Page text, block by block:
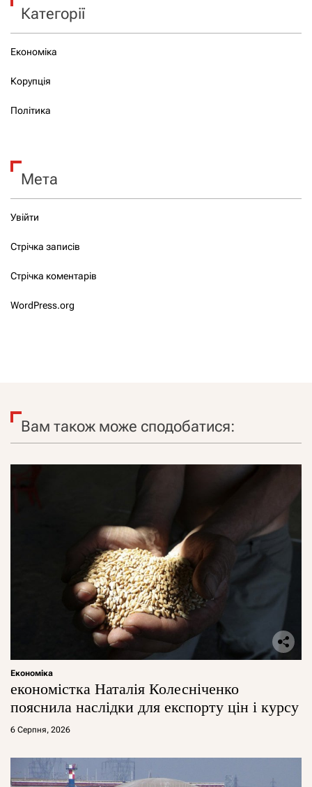
Категорії
Економіка
Корупція
Політика
Мета
Увійти
Стрічка записів
Стрічка коментарів
WordPress.org
Вам також може сподобатися:
Економіка
економістка Наталія Колесніченко
пояснила наслідки для експорту цін і курсу
6 Серпня, 2026